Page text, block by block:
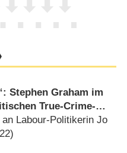
Stephen Graham im
True-Crime-
Labour-Politikerin Jo
)